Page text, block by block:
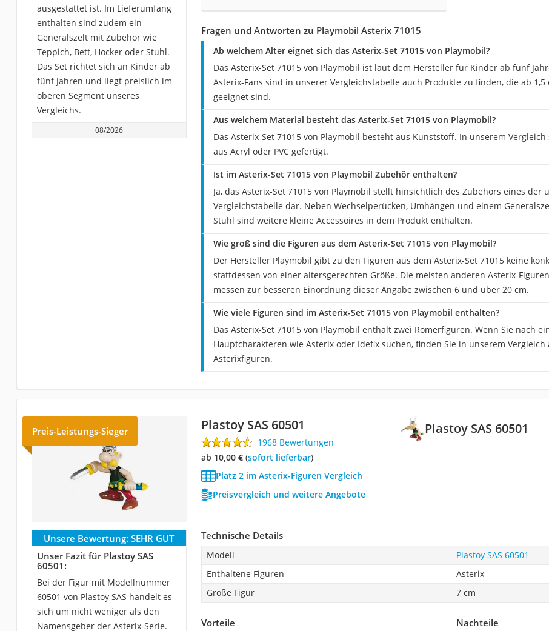
ausgestattet ist. Im Lieferumfang
enthalten sind zudem ein
Generalszelt mit Zubehör wie
Teppich, Bett, Hocker oder Stuhl.
Das Set richtet sich an Kinder ab
fünf Jahren und liegt preislich im
oberen Segment unseres
Vergleichs.
08/2026
Fragen und Antworten zu Playmobil Asterix 71015
Ab welchem Alter eignet sich das Asterix-Set 71015 von Playmobil?
Das Asterix-Set 71015 von Playmobil ist laut dem Hersteller für Kinder ab fünf
Asterix-Fans sind in unserer Vergleichstabelle auch Produkte zu finden, die ab 1,5
geeignet sind.
Aus welchem Material besteht das Asterix-Set 71015 von Playmobil?
Das Asterix-Set 71015 von Playmobil besteht aus Kunststoff. In unserem
aus Acryl oder PVC gefertigt.
Ist im Asterix-Set 71015 von Playmobil Zubehör enthalten?
Ja, das Asterix-Set 71015 von Playmobil stellt hinsichtlich des Zubehörs eines der
Vergleichstabelle dar. Neben Wechselperücken, Umhängen und einem
Stuhl sind weitere kleine Accessoires in dem Produkt enthalten.
Wie groß sind die Figuren aus dem Asterix-Set 71015 von Playmobil?
Der Hersteller Playmobil gibt zu den Figuren aus dem Asterix-Set 71015 keine
stattdessen von einer altersgerechten Größe. Die meisten anderen Asterix-
messen zur besseren Einordnung dieser Angabe zwischen 6 und über 20 cm.
Wie viele Figuren sind im Asterix-Set 71015 von Playmobil enthalten?
Das Asterix-Set 71015 von Playmobil enthält zwei Römerfiguren. Wenn Sie nach
Hauptcharakteren wie Asterix oder Idefix suchen, finden Sie in unserem
Asterixfiguren.
Plastoy SAS 60501
Preis-Leistungs-Sieger Plastoy SAS 60501
1968 Bewertungen
ab 10,00 €( Sofort lieferbar)
Platz 2 im Asterix-Figuren Vergleich
Preisvergleich und weitere Angebote
Unsere Bewertung: SEHR GUT
Unser Fazit für Plastoy SAS
60501:
Bei der Figur mit Modellnummer
60501 von Plastoy SAS handelt es
sich um nicht weniger als den
Namensgeber der Asterix-Serie.
Technische Details
Modell
Plastoy SAS 60501
Enthaltene Figuren
Asterix
Große Figur
7 cm
Vorteile Nachteile